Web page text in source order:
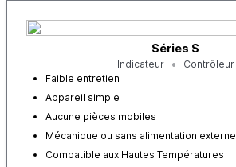
Séries S
Indicateur
Contrôleur
Faible entretien
Appareil simple
Aucune pièces mobiles
Mécanique ou sans alimentation externe
Compatible aux Hautes Températures